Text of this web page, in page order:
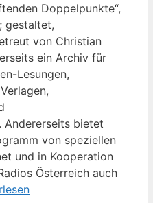
Doppelpunkte“,
gestaltet,
von Christian
ein Archiv für
Lesungen,
Andererseits bietet
von speziellen
und in Kooperation
Österreich auch